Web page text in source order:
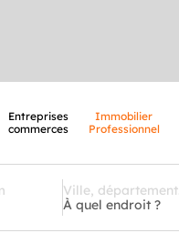
Entreprises
commerces
Immobilier
Professionnel
À quel endroit ?